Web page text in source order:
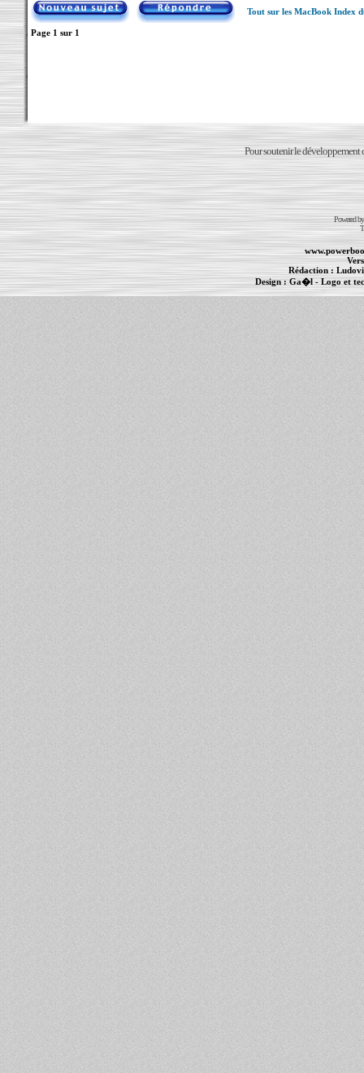
Tout sur les MacBook Index
Page 1 sur 1
Pour soutenir le développement
Powered
Rédaction :
Design : Ga�l- Logo et
Informations : PowerBook-